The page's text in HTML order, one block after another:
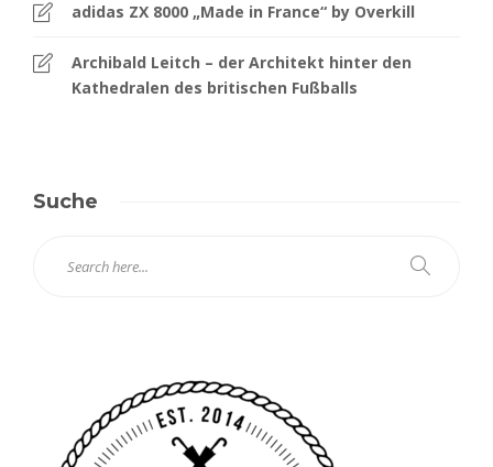
adidas ZX 8000 „Made in France“ by Overkill
Archibald Leitch – der Architekt hinter den
Kathedralen des britischen Fußballs
Suche